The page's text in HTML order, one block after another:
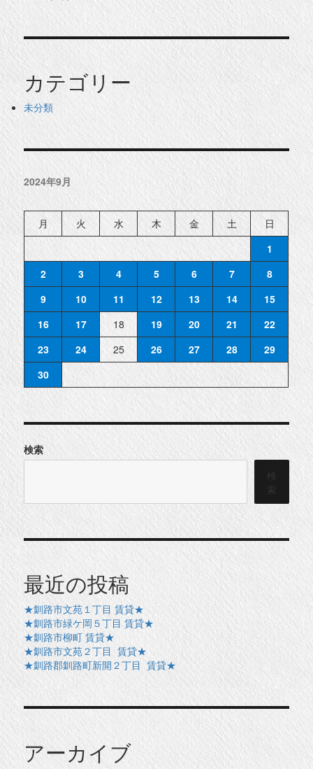
カテゴリー
未分類
2024年9月
月 火 水 木 金 土
日
1
2
3 4 5 6 7
8
9
10 11 12 13 14
15
16
17 18 19 20 21
22
23
24 25 26 27 28
29
30
検索
検
索
最近の投稿
★釧路市文苑１丁目 賃貸★
★釧路市緑ケ岡５丁目 賃貸★
★釧路市柳町 賃貸★
★釧路市文苑２丁目 賃貸★
★釧路郡釧路町新開２丁目 賃貸★
アーカイブ